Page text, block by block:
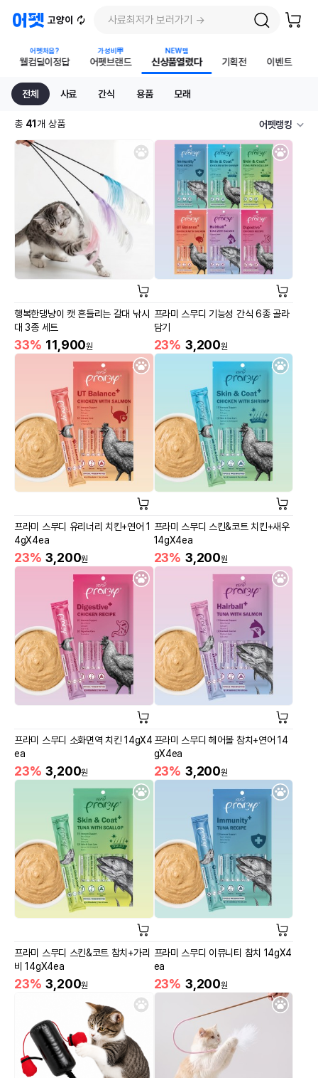
고양이 사료최저가 보러가기 →
어펫처음?
웰컴딜이정답
가성비甲
어펫브랜드
NEW템
신상품열렸다 기획전 이벤트
전체 사료 간식 용품 모래
총 41 개 상품 어펫랭킹
행복한댕냥이 캣 흔들리는 갈대 낚시
대 3종 세트
33% 11,900원
프라미 스무디 기능성 간식 6종 골라
담기
23% 3,200원
프라미 스무디 유리너리 치킨+연어 1
4gX4ea
23% 3,200원
프라미 스무디 스킨&코트 치킨+새우
14gX4ea
23% 3,200원
프라미 스무디 소화면역 치킨 14gX4
ea
23% 3,200원
프라미 스무디 헤어볼 참치+연어 14
gX4ea
23% 3,200원
프라미 스무디 스킨&코트 참치+가리
비 14gX4ea
23% 3,200원
프라미 스무디 이뮤니티 참치 14gX4
ea
23% 3,200원